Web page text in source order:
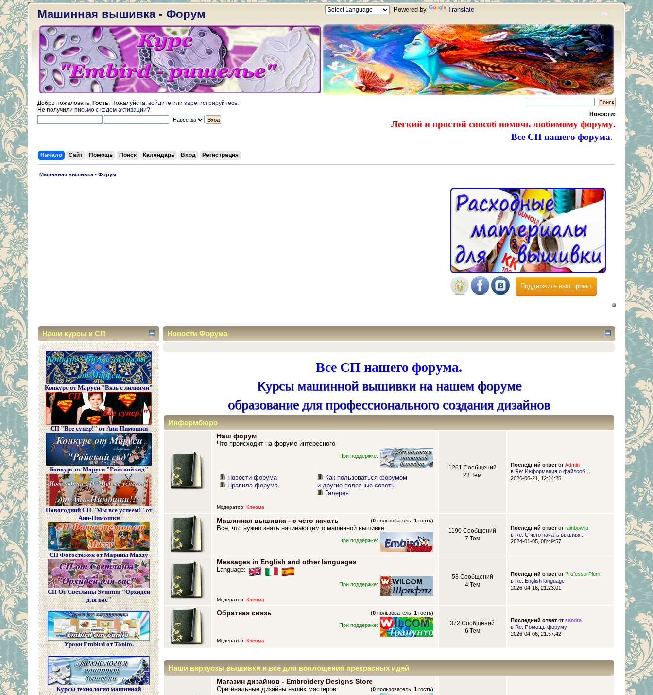
Машинная вышивка - Форум Powered by Translate
Добро пожаловать, Гость . Пожалуйста, войдите или зарегистрируйтесь
Не получили письмо с кодом активации?
Новости:
Легкий и простой способ помочь любимому форуму.
Все СП нашего форума.
Начало Сайт Помощь Поиск Календарь Вход Регистрация
Машинная вышивка - Форум
Поддержите наш проект
Наши курсы и СП
Конкурс от Маруси "Вязь с лилиями"
СП "Все супер!" от Ани-Пимошки
Конкурс от Маруси "Райский сад"
Новогодний СП "Мы все успеем!" от
Ани-Пимошки
СП Фотостежок от Марины Mazzy
СП От Светланы Svmmm "Орхидеи
для вас"
- - - - - - - - - - - - - - - - - - -
Уроки Embird от Tonito.
Курсы технология машинной
Новости Форума
Все СП нашего форума.
Курсы машинной вышивки на нашем форуме
образование для профессионального создания дизайнов
Информбюро
Наш форум
Что происходит на форуме интересного
При поддержке:
Новости форума
Правила форума
Как пользоваться форумом
и другие полезные советы
Галерея
Модератор: Клеома
1261 Сообщений
23 Тем
Последний ответот Admin
в Re: Информация о файлооб...
2026-06-21, 12:24:25
Машинная вышивка - с чего начать (0 пользователь,1 гость)
Все, что нужно знать начинающим о машинной вышивке
При поддержке:
1190 Сообщений
7 Тем
Последний ответот rainbow.lu
в Re: С чего начать вышивк...
2024-01-05, 08:49:57
Messages in English and other languages
Language:
При поддержке:
Модератор: Клеома
53 Сообщений
4 Тем
Последний ответот ProfessorPlum
в Re: English language
2026-04-16, 21:23:01
Обратная связь (0 пользователь,1 гость)
При поддержке:
Модератор: Клеома
372 Сообщений
6 Тем
Последний ответот sandra
в Re: Помощь форуму
2026-04-06, 21:57:42
Наши виртуозы вышивки и все для воплощения прекрасных идей
Магазин дизайнов - Embroidery Designs Store
(0 пользователь,1 гость)
Оригинальные дизайны наших мастеров